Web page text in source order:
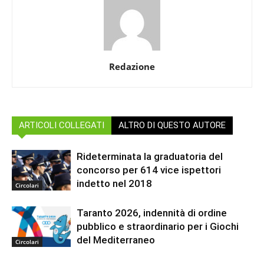
Redazione
ARTICOLI COLLEGATI ALTRO DI QUESTO AUTORE
Circolari
Rideterminata la graduatoria del
concorso per 614 vice ispettori
indetto nel 2018
Circolari
Taranto 2026, indennità di ordine
pubblico e straordinario per i Giochi
del Mediterraneo